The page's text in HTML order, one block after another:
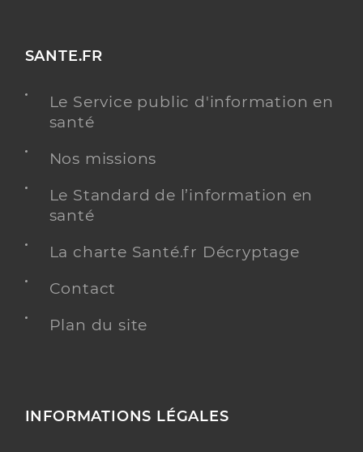
SANTE.FR
Le Service public d'information en
santé
Nos missions
Le Standard de l’information en
santé
La charte Santé.fr Décryptage
Contact
Plan du site
INFORMATIONS LÉGALES